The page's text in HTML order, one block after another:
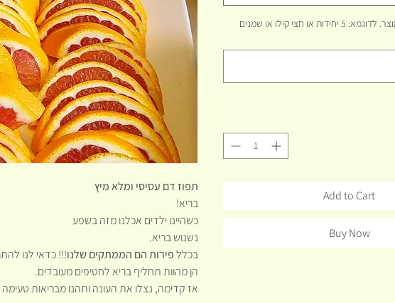
תפוז דם עסיסי ומלא מיץ
בריא!
כשהיינו ילדים אכלנו מזה בשפע
נשנוש בריא.
בכללפירות הם הממתקים שלנו!!! כדאי לנו
הן מהוות תחליף בריא לחטיפים מעובדים.
אז קדימה, נצלו את העונה ותהנו מבריאות
הזן הערות לרכישת המוצר. לדוגמא: 5 יחידות או חצי קילו או שמנים
Add to Cart
Buy Now